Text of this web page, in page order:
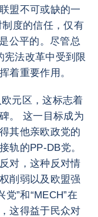
盟不可或缺的一
度的信任，仅有
公平的。尽管总
宪法改革中受到限
着重要作用。
元区，这标志着
。 这一目标成为
其他亲欧政党的
轨的PP-DB党。
对，这种反对情
削弱以及欧盟强
”和“MECH”在
这得益于民众对